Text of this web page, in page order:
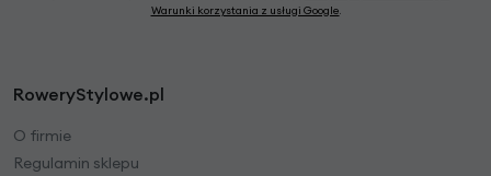
Warunki korzystania z usługi Google.
RoweryStylowe.pl
O firmie
Regulamin sklepu